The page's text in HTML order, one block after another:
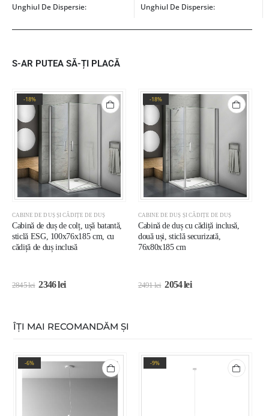
Unghiul De Dispersie:
Unghiul De Dispersie:
S-AR PUTEA SĂ-ȚI PLACĂ
-18%
CABINE DE DUȘ ȘI CĂDIȚE DE DUȘ
Cabină de duș de colț, ușă batantă,
sticlă ESG, 100x76x185 cm, cu
cădiță de duș inclusă
2845lei 2346lei
-18%
CABINE DE DUȘ ȘI CĂDIȚE DE DUȘ
Cabină de duș cu cădiță inclusă,
două uși, sticlă securizată,
76x80x185 cm
2491lei 2054lei
ÎȚI MAI RECOMANDĂM ȘI
-6% -9%